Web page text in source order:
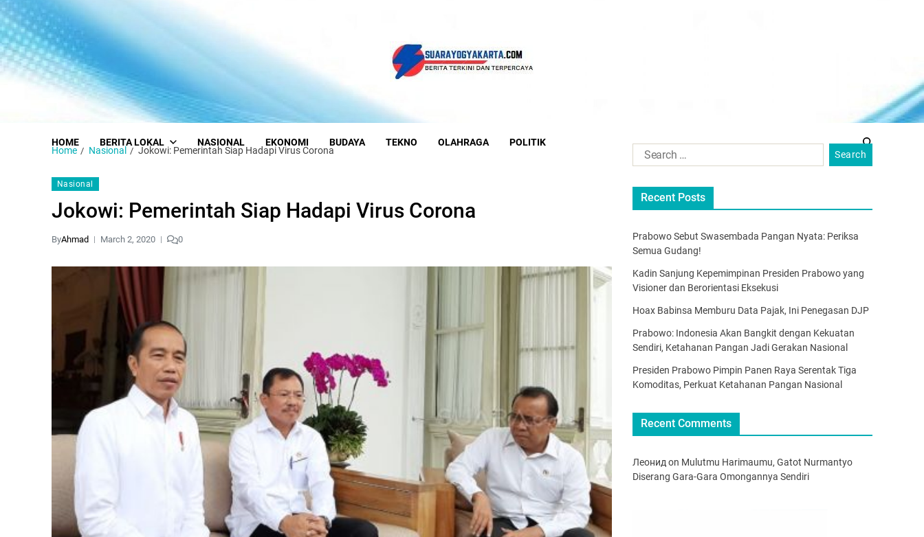
HOME BERITA LOKAL NASIONAL EKONOMI BUDAYA TEKNO OLAHRAGA POLITIK
Home Nasional Jokowi: Pemerintah Siap Hadapi Virus Corona
Nasional
Jokowi: Pemerintah Siap Hadapi Virus Corona
ByAhmad March 2, 2020 0
Recent Posts
Prabowo Sebut Swasembada Pangan Nyata: Periksa
Semua Gudang!
Kadin Sanjung Kepemimpinan Presiden Prabowo yang
Visioner dan Berorientasi Eksekusi
Hoax Babinsa Memburu Data Pajak, Ini Penegasan DJP
Prabowo: Indonesia Akan Bangkit dengan Kekuatan
Sendiri, Ketahanan Pangan Jadi Gerakan Nasional
Presiden Prabowo Pimpin Panen Raya Serentak Tiga
Komoditas, Perkuat Ketahanan Pangan Nasional
Recent Comments
Леонид on Mulutmu Harimaumu, Gatot Nurmantyo
Diserang Gara-Gara Omongannya Sendiri